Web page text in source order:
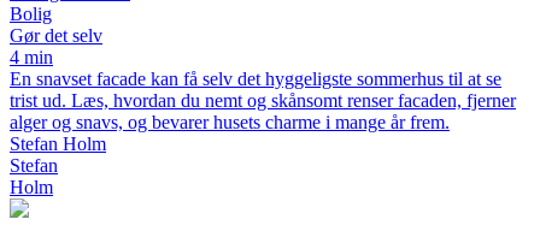
Bolig
Gør det selv
4 min
En snavset facade kan få selv det hyggeligste sommerhus til at se
trist ud. Læs, hvordan du nemt og skånsomt renser facaden, fjerner
alger og snavs, og bevarer husets charme i mange år frem.
Stefan Holm
Stefan
Holm